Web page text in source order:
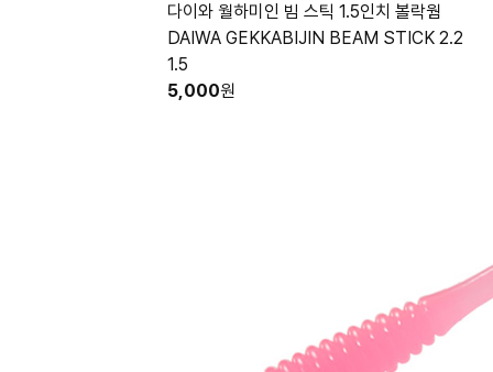
다이와 월하미인 빔 스틱 1.5인치 볼락웜
DAIWA GEKKABIJIN BEAM STICK 2.2
1.5
5,000원